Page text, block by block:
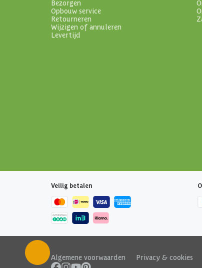
Bezorgen
Opbouw service
Retourneren
Wijzigen of annuleren
Levertijd
Veilig betalen
Algemene voorwaarden Privacy & cookies